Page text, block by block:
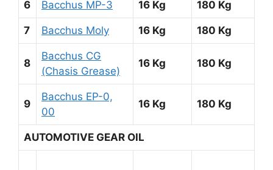
6 Bacchus MP-3 16 Kg 180 Kg
7 Bacchus Moly 16 Kg 180 Kg
8
Bacchus CG
(Chasis Grease)
16 Kg 180 Kg
9
Bacchus EP-0,
00
16 Kg 180 Kg
AUTOMOTIVE GEAR OIL